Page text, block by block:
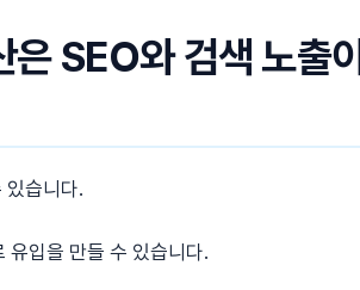
SEO와 검색 노출이
있습니다.
유입을 만들 수 있습니다.